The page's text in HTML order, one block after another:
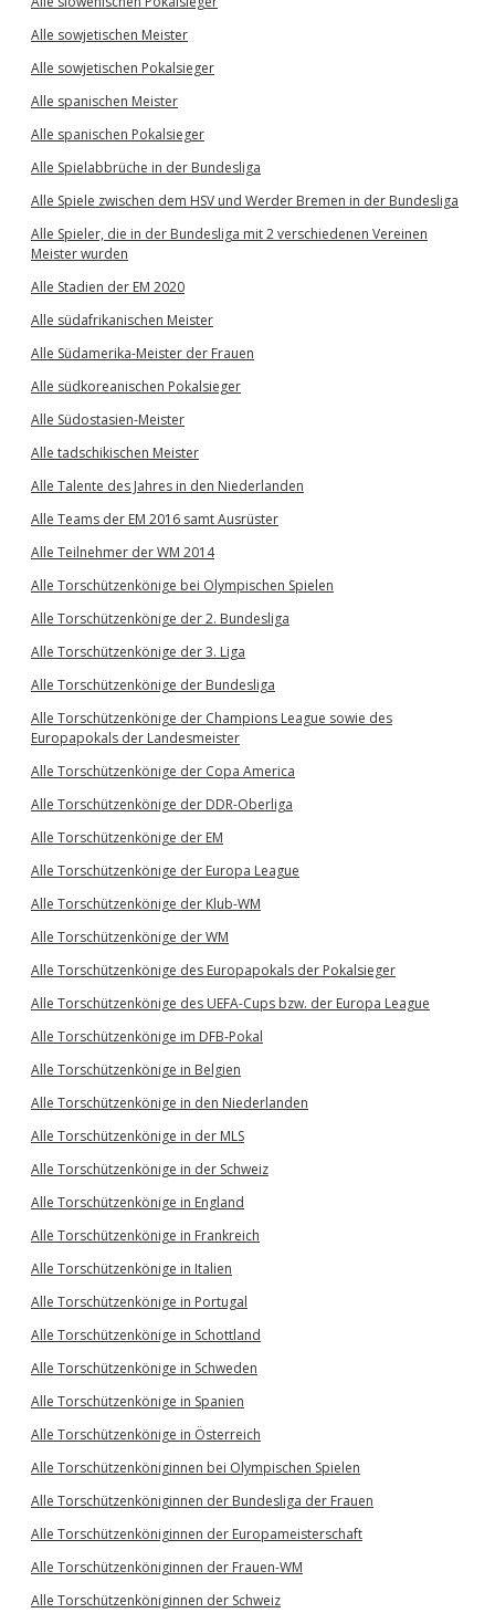
Alle sowjetischen Meister
Alle sowjetischen Pokalsieger
Alle spanischen Meister
Alle spanischen Pokalsieger
Alle Spielabbrüche in der Bundesliga
Alle Spiele zwischen dem HSV und Werder Bremen in der Bundesliga
Alle Spieler, die in der Bundesliga mit 2 verschiedenen Vereinen
Meister wurden
Alle Stadien der EM 2020
Alle südafrikanischen Meister
Alle Südamerika-Meister der Frauen
Alle südkoreanischen Pokalsieger
Alle Südostasien-Meister
Alle tadschikischen Meister
Alle Talente des Jahres in den Niederlanden
Alle Teams der EM 2016 samt Ausrüster
Alle Teilnehmer der WM 2014
Alle Torschützenkönige bei Olympischen Spielen
Alle Torschützenkönige der 2. Bundesliga
Alle Torschützenkönige der 3. Liga
Alle Torschützenkönige der Bundesliga
Alle Torschützenkönige der Champions League sowie des
Europapokals der Landesmeister
Alle Torschützenkönige der Copa America
Alle Torschützenkönige der DDR-Oberliga
Alle Torschützenkönige der EM
Alle Torschützenkönige der Europa League
Alle Torschützenkönige der Klub-WM
Alle Torschützenkönige der WM
Alle Torschützenkönige des Europapokals der Pokalsieger
Alle Torschützenkönige des UEFA-Cups bzw. der Europa League
Alle Torschützenkönige im DFB-Pokal
Alle Torschützenkönige in Belgien
Alle Torschützenkönige in den Niederlanden
Alle Torschützenkönige in der MLS
Alle Torschützenkönige in der Schweiz
Alle Torschützenkönige in England
Alle Torschützenkönige in Frankreich
Alle Torschützenkönige in Italien
Alle Torschützenkönige in Portugal
Alle Torschützenkönige in Schottland
Alle Torschützenkönige in Schweden
Alle Torschützenkönige in Spanien
Alle Torschützenkönige in Österreich
Alle Torschützenköniginnen bei Olympischen Spielen
Alle Torschützenköniginnen der Bundesliga der Frauen
Alle Torschützenköniginnen der Europameisterschaft
Alle Torschützenköniginnen der Frauen-WM
Alle Torschützenköniginnen der Schweiz